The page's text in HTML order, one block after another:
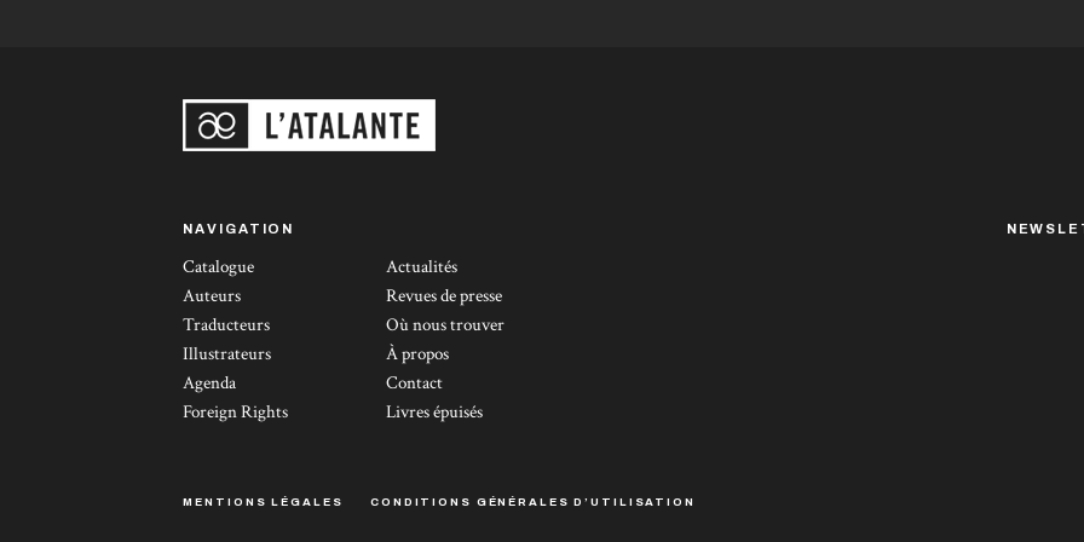
NAVIGATION
Catalogue
Auteurs
Traducteurs
Illustrateurs
Agenda
Foreign Rights
Actualités
Revues de presse
Où nous trouver
À propos
Contact
Livres épuisés
MENTIONS LÉGALES CONDITIONS GÉNÉRALES D’UTILISATION